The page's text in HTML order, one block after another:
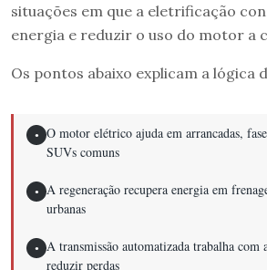
situações em que a eletrificação
energia e reduzir o uso do motor a
Os pontos abaixo explicam a lógica
●
O motor elétrico ajuda em arrancadas,
SUVs comuns
●
A regeneração recupera energia em
urbanas
●
A transmissão automatizada trabalha com
reduzir perdas